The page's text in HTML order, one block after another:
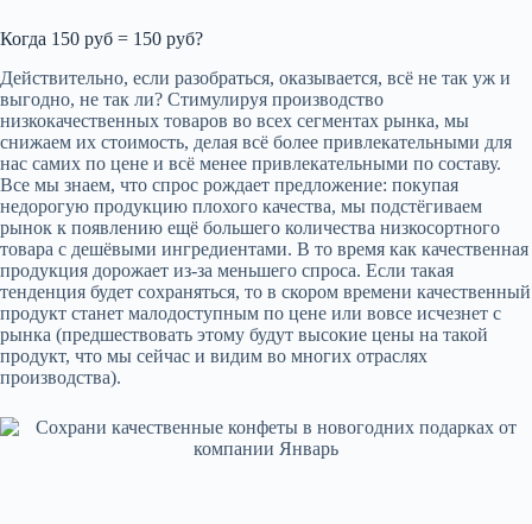
Когда 150 руб = 150 руб?
Действительно, если разобраться, оказывается, всё не так уж и
выгодно, не так ли? Стимулируя производство
низкокачественных товаров во всех сегментах рынка, мы
снижаем их стоимость, делая всё более привлекательными для
нас самих по цене и всё менее привлекательными по составу.
Все мы знаем, что спрос рождает предложение: покупая
недорогую продукцию плохого качества, мы подстёгиваем
рынок к появлению ещё большего количества низкосортного
товара с дешёвыми ингредиентами. В то время как качественная
продукция дорожает из-за меньшего спроса. Если такая
тенденция будет сохраняться, то в скором времени качественный
продукт станет малодоступным по цене или вовсе исчезнет с
рынка (предшествовать этому будут высокие цены на такой
продукт, что мы сейчас и видим во многих отраслях
производства).